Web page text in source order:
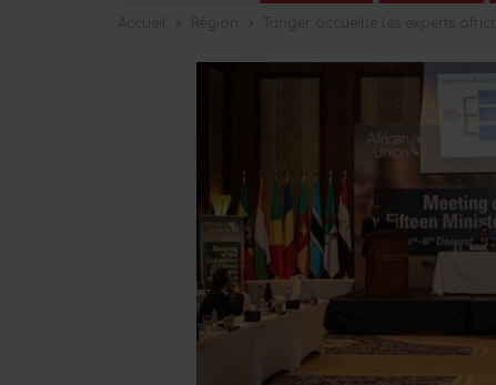
Accueil Région Tanger accueille les experts